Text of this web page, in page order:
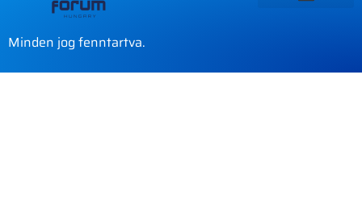
Minden jog fenntartva.